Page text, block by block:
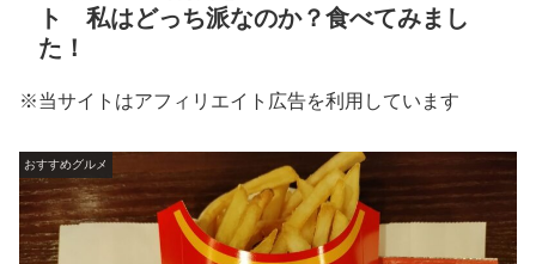
ト 私はどっち派なのか？食べてみまし
た！
※当サイトはアフィリエイト広告を利用しています
おすすめグルメ